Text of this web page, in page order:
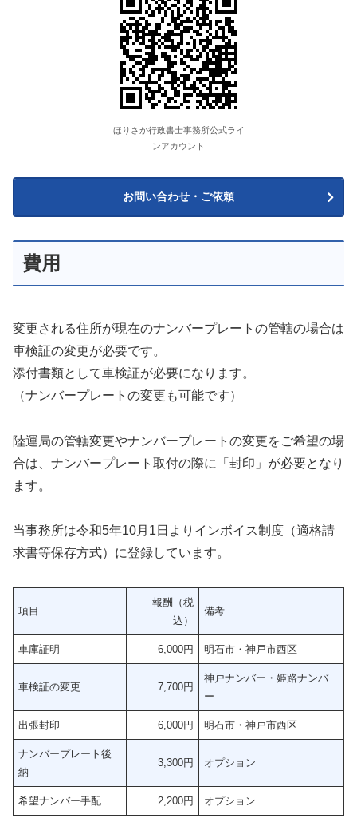
ほりさか行政書士事務所公式ライ
ンアカウント
お問い合わせ・ご依頼
費用
変更される住所が現在のナンバープレートの管轄の場合は
車検証の変更が必要です。
添付書類として車検証が必要になります。
（ナンバープレートの変更も可能です）
陸運局の管轄変更やナンバープレートの変更をご希望の場
合は、ナンバープレート取付の際に「封印」が必要となり
ます。
当事務所は令和5年10月1日よりインボイス制度（適格請
求書等保存方式）に登録しています。
項目
報酬（税
込）
備考
車庫証明 6,000円 明石市・神戸市西区
車検証の変更 7,700円
神戸ナンバー・姫路ナンバ
ー
出張封印 6,000円 明石市・神戸市西区
ナンバープレート後
納
3,300円 オプション
希望ナンバー手配 2,200円 オプション